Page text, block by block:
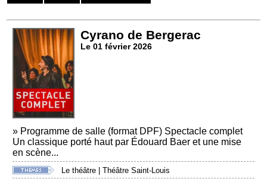
Cyrano de Bergerac
Le 01 février 2026
» Programme de salle (format DPF) Spectacle complet
Un classique porté haut par Édouard Baer et une mise
en scène...
Le théâtre |Théâtre Saint-Louis